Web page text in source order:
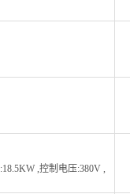
,控制电压:380V ,